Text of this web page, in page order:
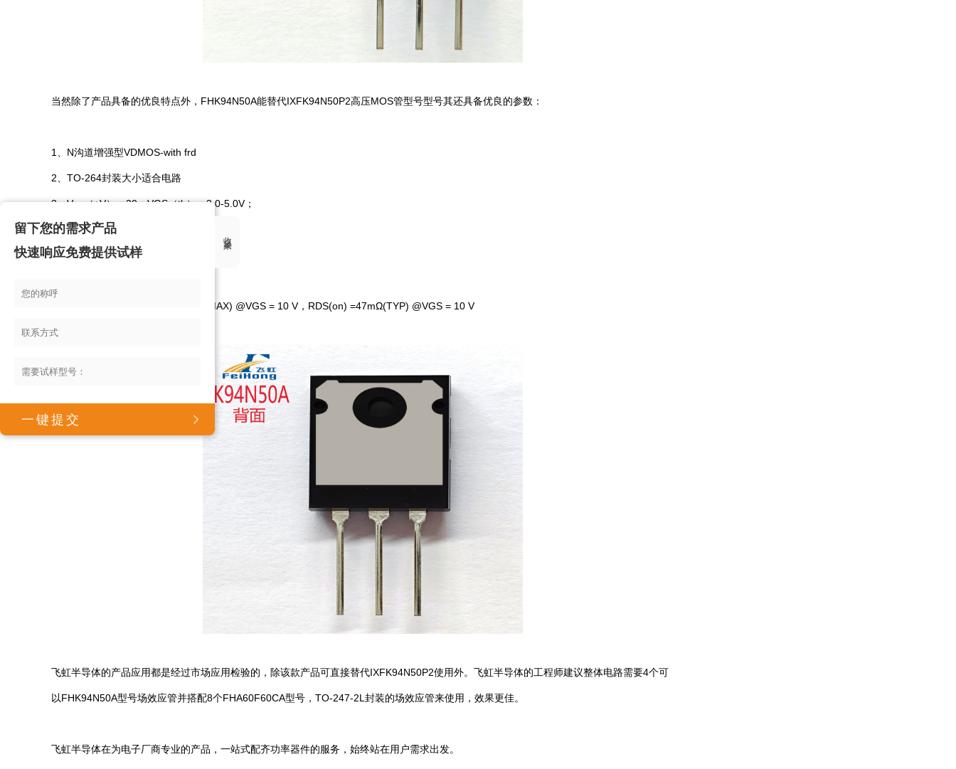
当然除了产品具备的优良特点外，FHK94N50A能替代IXFK94N50P2高压MOS管型号型号其还具备优良的参数：
1、N沟道增强型VDMOS-with frd
2、TO-264封装大小适合电路
3、Vgs（±V）：30；VGS（th）：3.0-5.0V；
4、ID（A）：94A；BVdss（V）：500V
5、最大脉冲漏极电流（IDM ）：376A
7、静态导通电阻RDS(on) = 65mΩ(MAX) @VGS = 10 V，RDS(on) =47mΩ(TYP) @VGS = 10 V
飞虹半导体的产品应用都是经过市场应用检验的，除该款产品可直接替代IXFK94N50P2使用外。飞虹半导体的工程师建议整体电路需要4个可
以FHK94N50A型号场效应管并搭配8个FHA60F60CA型号，TO-247-2L封装的场效应管来使用，效果更佳。
飞虹半导体在为电子厂商专业的产品，一站式配齐功率器件的服务，始终站在用户需求出发。
留下您的需求产品
快速响应免费提供试样